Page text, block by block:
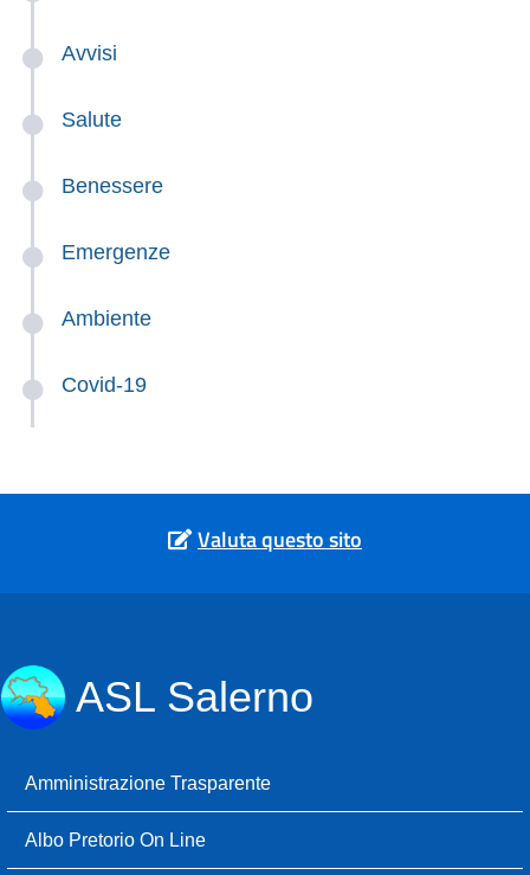
Avvisi
Salute
Benessere
Emergenze
Ambiente
Covid-19
Valuta questo sito
ASL Salerno
Amministrazione Trasparente
Albo Pretorio On Line